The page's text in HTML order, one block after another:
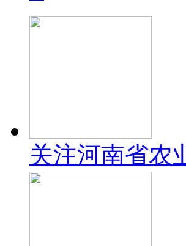
关注河南省农